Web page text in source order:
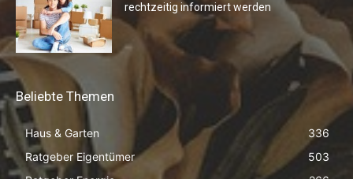
rechtzeitig informiert werden
Beliebte Themen
Haus & Garten
336
Ratgeber Eigentümer
503